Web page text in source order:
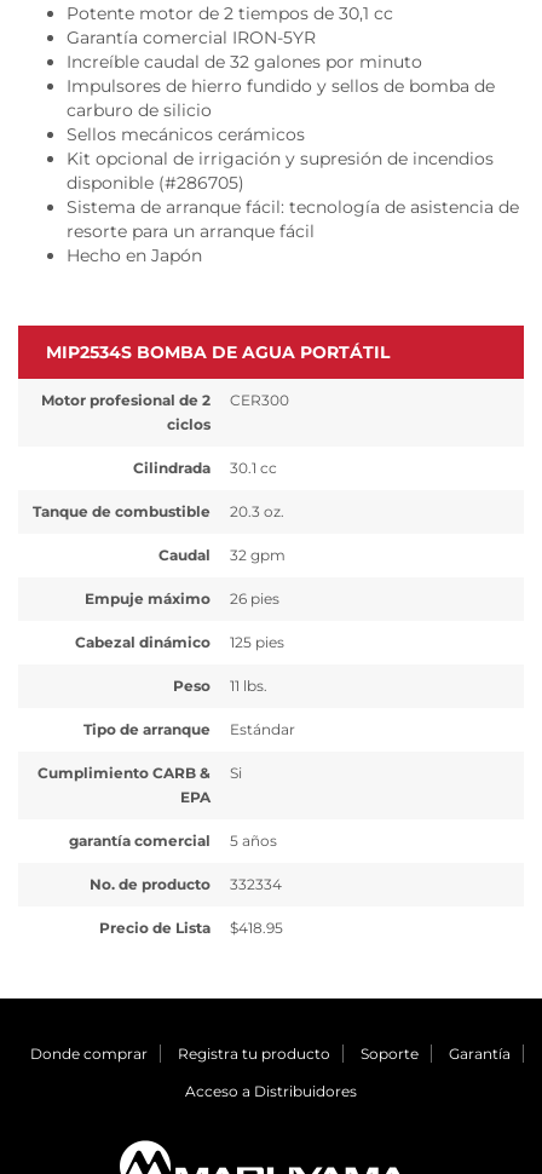
Potente motor de 2 tiempos de 30,1 cc
Garantía comercial IRON-5YR
Increíble caudal de 32 galones por minuto
Impulsores de hierro fundido y sellos de bomba de
carburo de silicio
Sellos mecánicos cerámicos
Kit opcional de irrigación y supresión de incendios
disponible (#286705)
Sistema de arranque fácil: tecnología de asistencia de
resorte para un arranque fácil
Hecho en Japón
MIP2534S BOMBA DE AGUA PORTÁTIL
Motor profesional de 2
ciclos
CER300
Cilindrada 30.1 cc
Tanque de combustible 20.3 oz.
Caudal 32 gpm
Empuje máximo 26 pies
Cabezal dinámico 125 pies
Peso 11 lbs.
Tipo de arranque Estándar
Cumplimiento CARB &
EPA
Si
garantía comercial 5 años
No. de producto 332334
Precio de Lista $418.95
Donde comprar Registra tu producto Soporte Garantía
Acceso a Distribuidores